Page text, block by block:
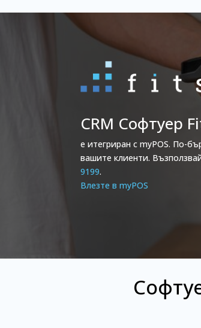
CRM Софтуер
е итегриран с myPOS. По-
вашите клиенти.
9199.
Влезте в myPOS